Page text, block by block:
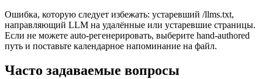
Ошибка, которую следует избежать: устаревший /llms.txt,
направляющий LLM на удалённые или устаревшие страницы.
Если не можете auto-регенерировать, выберите hand-authored
путь и поставьте календарное напоминание на файл.
Часто задаваемые вопросы